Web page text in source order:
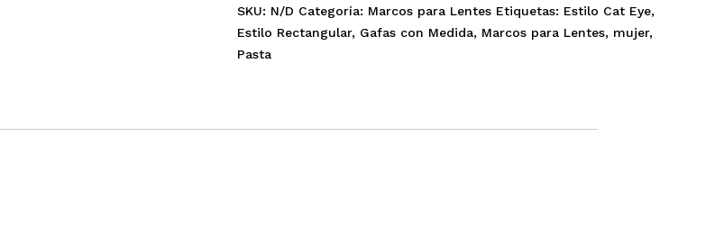
SKU: N/D Categoría: Marcos para Lentes Etiquetas: Estilo Cat Eye,
Estilo Rectangular, Gafas con Medida, Marcos para Lentes, mujer,
Pasta